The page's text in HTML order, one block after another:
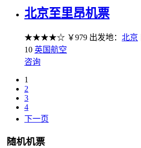
北京至里昂机票
★★★★☆ ￥979 出发地： 北京
10 英国航空
咨询
1
2
3
4
下一页
随机机票